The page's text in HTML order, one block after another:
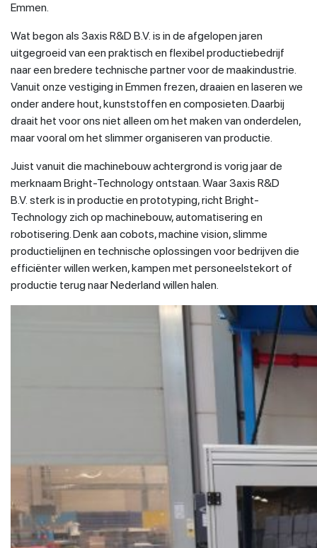
Emmen.
Wat begon als 3axis R&D B.V. is in de afgelopen jaren
uitgegroeid van een praktisch en flexibel productiebedrijf
naar een bredere technische partner voor de maakindustrie.
Vanuit onze vestiging in Emmen frezen, draaien en laseren we
onder andere hout, kunststoffen en composieten. Daarbij
draait het voor ons niet alleen om het maken van onderdelen,
maar vooral om het slimmer organiseren van productie.
Juist vanuit die machinebouw achtergrond is vorig jaar de
merknaam Bright-Technology ontstaan. Waar 3axis R&D
B.V. sterk is in productie en prototyping, richt Bright-
Technology zich op machinebouw, automatisering en
robotisering. Denk aan cobots, machine vision, slimme
productielijnen en technische oplossingen voor bedrijven die
efficiënter willen werken, kampen met personeelstekort of
productie terug naar Nederland willen halen.